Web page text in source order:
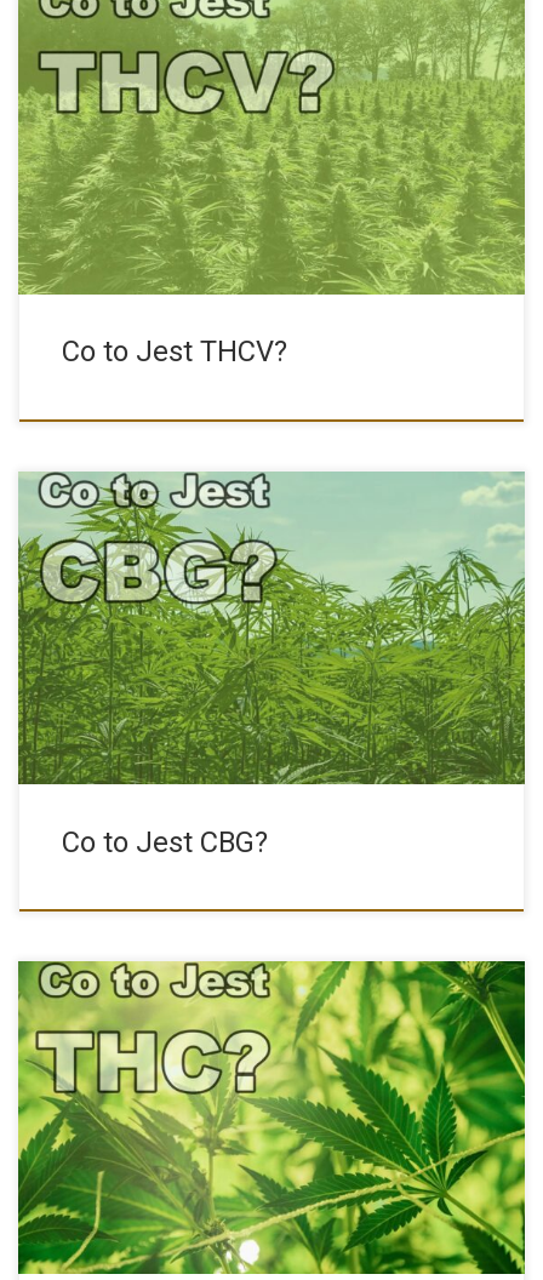
THCV cieszy się rosnącą popularnością. Naukowcy dokonują
kolejnych badań z […]
Co to Jest THCV?
CBG Oraz Efekty Jego Stosowania Kannabigerol, zwany CBG jest
mniej […]
Co to Jest CBG?
Marihuana to temat niezwykle kontrowersyjny. Jedni domagają
się jej całkowitej […]